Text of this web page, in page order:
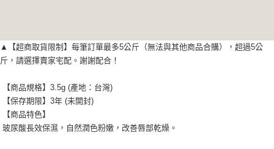
▲【超商取貨限制】每筆訂單最多5公斤（無法與其他商品合購），超過5公
斤，請選擇賣家宅配。謝謝配合！
【商品規格】3.5g (產地：台灣)
【保存期限】3年 (未開封)
【商品特色】
玻尿酸長效保濕，自然潤色粉嫩，改善唇部乾燥。